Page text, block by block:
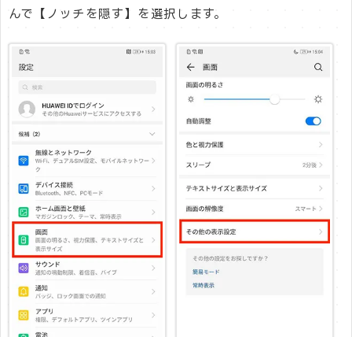
んで【ノッチを隠す】を選択します。